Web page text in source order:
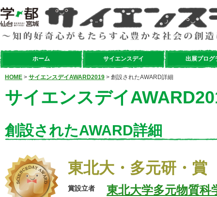
ホーム サイエンスデイ 出展プログ
HOME > サイエンスデイAWARD2019 > 創設されたAWARD詳細
サイエンスデイ
創設されたAWARD詳細
東北大・多元研・賞
賞設立者
東北大学多元物質